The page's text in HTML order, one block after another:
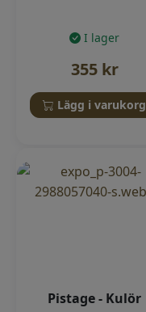
I lager
355 kr
Lägg i varukorg
Pistage - Kulör